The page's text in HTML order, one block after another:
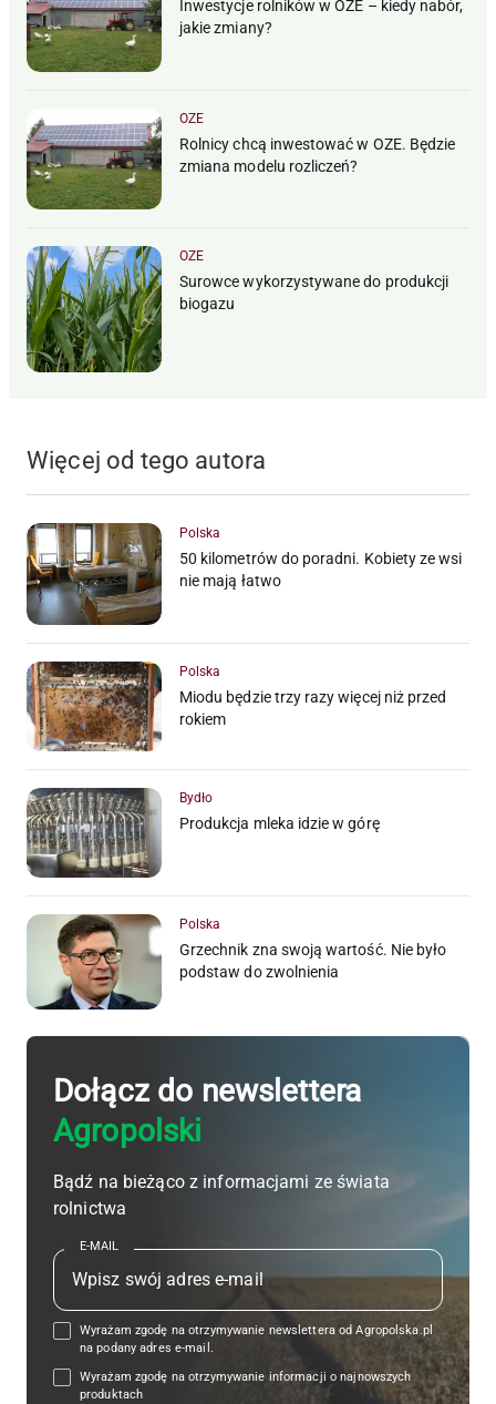
Inwestycje rolników w OZE – kiedy nabór,
jakie zmiany?
OZE
Rolnicy chcą inwestować w OZE. Będzie
zmiana modelu rozliczeń?
OZE
Surowce wykorzystywane do produkcji
biogazu
Więcej od tego autora
Polska
50 kilometrów do poradni. Kobiety ze wsi
nie mają łatwo
Polska
Miodu będzie trzy razy więcej niż przed
rokiem
Bydło
Produkcja mleka idzie w górę
Polska
Grzechnik zna swoją wartość. Nie było
podstaw do zwolnienia
Dołącz do newslettera
Agropolski
Bądź na bieżąco z informacjami ze świata
rolnictwa
E-MAIL
Wyrażam zgodę na otrzymywanie newslettera od Agropolska.pl
na podany adres e-mail.
Wyrażam zgodę na otrzymywanie informacji o najnowszych
produktach